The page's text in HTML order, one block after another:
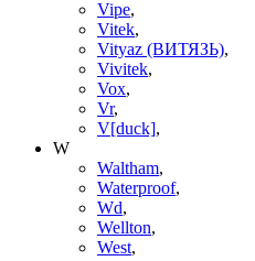
Vipe,
Vitek,
Vityaz (ВИТЯЗЬ),
Vivitek,
Vox,
Vr,
V[duck],
W
Waltham,
Waterproof,
Wd,
Wellton,
West,